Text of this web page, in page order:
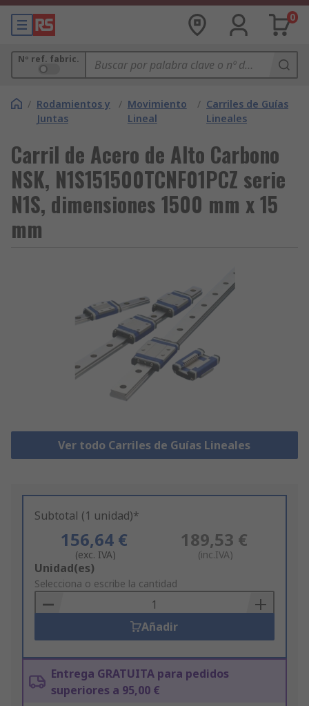
0
Nº ref. fabric.
/ Rodamientos y
Juntas
/ Movimiento
Lineal
/ Carriles de Guías
Lineales
Carril de Acero de Alto Carbono
NSK, N1S151500TCNF01PCZ serie
N1S, dimensiones 1500 mm x 15
mm
Ver todo Carriles de Guías Lineales
Subtotal (1 unidad)*
156,64 €
(exc. IVA)
189,53 €
(inc.IVA)
Add
to
Basket
Unidad(es)
Selecciona o escribe la cantidad
Añadir
Entrega GRATUITA para pedidos
superiores a 95,00 €